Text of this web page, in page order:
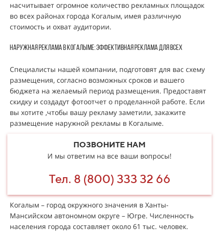
насчитывает огромное количество рекламных площадок
во всех районах города Когалым, имея различную
стоимость и охват аудитории.
Наружная реклама в Когалыме: эффективная реклама для всех
Специалисты нашей компании, подготовят для вас схему
размещения, согласно возможных сроков и вашего
бюджета на желаемый период размещения. Предоставят
скидку и создадут фотоотчет о проделанной работе. Если
вы хотите ,чтобы вашу рекламу заметили, закажите
размещение наружной рекламы в Когалыме.
ПОЗВОНИТЕ НАМ
И мы ответим на все ваши вопросы!
Тел. 8 (800) 333 32 66
Когалым – город окружного значения в Ханты-
Мансийском автономном округе – Югре. Численность
населения города составляет около 61 тыс. человек.